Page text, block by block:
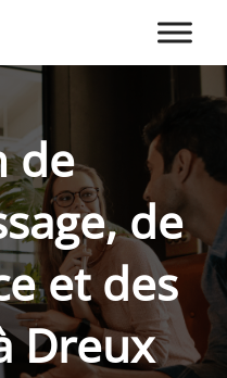
de
de
et des
Dreux